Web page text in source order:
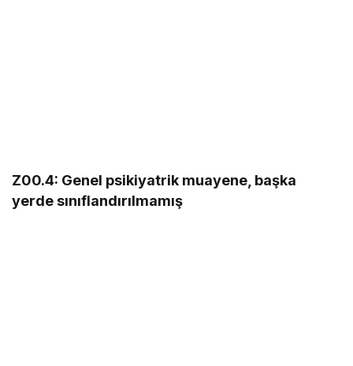
Z00.4: Genel psikiyatrik muayene, başka
yerde sınıflandırılmamış